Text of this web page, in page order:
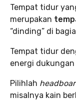
Tempat tidur
merupakan
“dinding” di
Tempat tidur
energi dukungan
Pilihlah
misalnya kain